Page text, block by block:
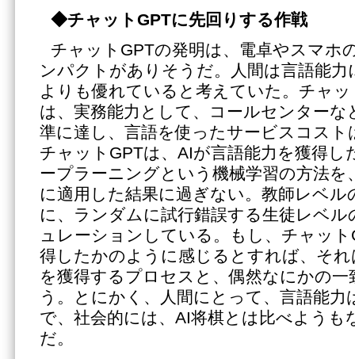
◆チャット GPTに先回りする作戦
チャットGPTの発明は、電卓やスマホ
ンパクトがありそうだ。人間は言語能力
よりも優れていると考えていた。チャ
は、実務能力として、コールセンターな
準に達し、言語を使ったサービスコス
チャットGPTは、AIが言語能力を獲得し
ープラーニングという機械学習の方法を
に適用した結果に過ぎない。教師レベル
に、ランダムに試行錯誤する生徒レベ
ュレーションしている。もし、チャッ
得したかのように感じるとすれば、そ
を獲得するプロセスと、偶然なにかの
う。とにかく、人間にとって、言語能力
で、社会的には、AI将棋とは比べようも
だ。